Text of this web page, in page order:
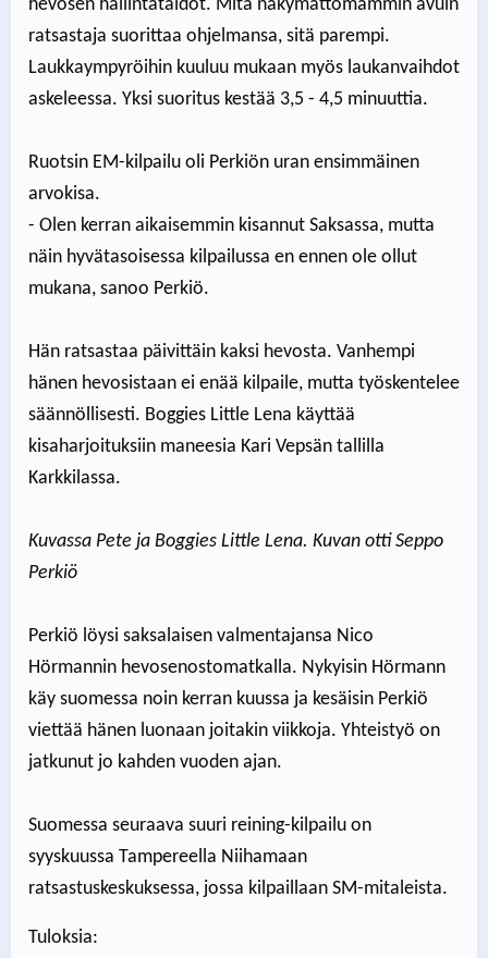
hevosen hallintataidot. Mitä näkymättömämmin avuin
ratsastaja suorittaa ohjelmansa, sitä parempi.
Laukkaympyröihin kuuluu mukaan myös laukanvaihdot
askeleessa. Yksi suoritus kestää 3,5 - 4,5 minuuttia.
Ruotsin EM-kilpailu oli Perkiön uran ensimmäinen
arvokisa.
- Olen kerran aikaisemmin kisannut Saksassa, mutta
näin hyvätasoisessa kilpailussa en ennen ole ollut
mukana, sanoo Perkiö.
Hän ratsastaa päivittäin kaksi hevosta. Vanhempi
hänen hevosistaan ei enää kilpaile, mutta työskentelee
säännöllisesti. Boggies Little Lena käyttää
kisaharjoituksiin maneesia Kari Vepsän tallilla
Karkkilassa.
Kuvassa Pete ja Boggies Little Lena. Kuvan otti Seppo
Perkiö
Perkiö löysi saksalaisen valmentajansa Nico
Hörmannin hevosenostomatkalla. Nykyisin Hörmann
käy suomessa noin kerran kuussa ja kesäisin Perkiö
viettää hänen luonaan joitakin viikkoja. Yhteistyö on
jatkunut jo kahden vuoden ajan.
Suomessa seuraava suuri reining-kilpailu on
syyskuussa Tampereella Niihamaan
ratsastuskeskuksessa, jossa kilpaillaan SM-mitaleista.
Tuloksia: